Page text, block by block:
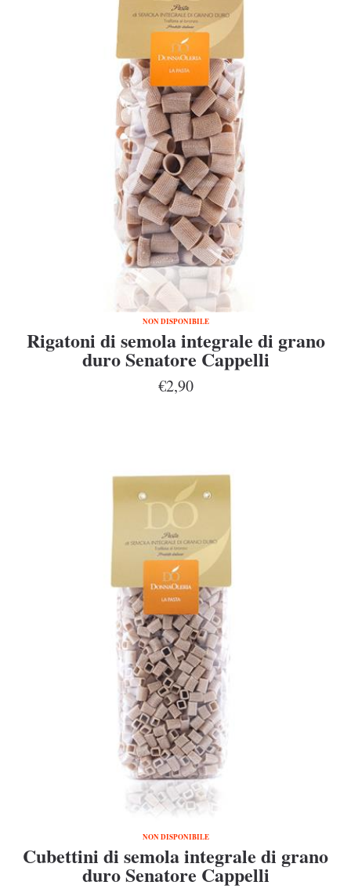
NON DISPONIBILE
Rigatoni di semola integrale di grano
duro Senatore Cappelli
€2,90
NON DISPONIBILE
Cubettini di semola integrale di grano
duro Senatore Cappelli